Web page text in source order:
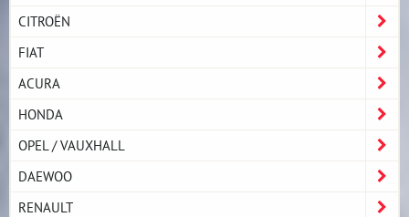
CITROËN
FIAT
ACURA
HONDA
OPEL / VAUXHALL
DAEWOO
RENAULT